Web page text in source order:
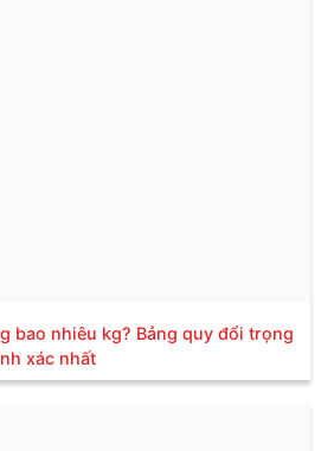
bao nhiêu kg? Bảng quy đổi trọng
xác nhất